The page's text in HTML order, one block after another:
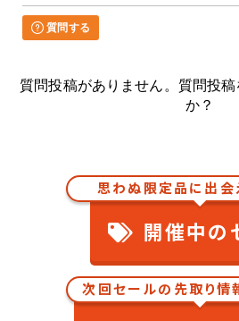
質問する
質問投稿がありません。質問投
か？
思わぬ限定品に出会
開催中の
次回セールの先取り情